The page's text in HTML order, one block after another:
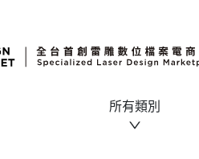
所有類別